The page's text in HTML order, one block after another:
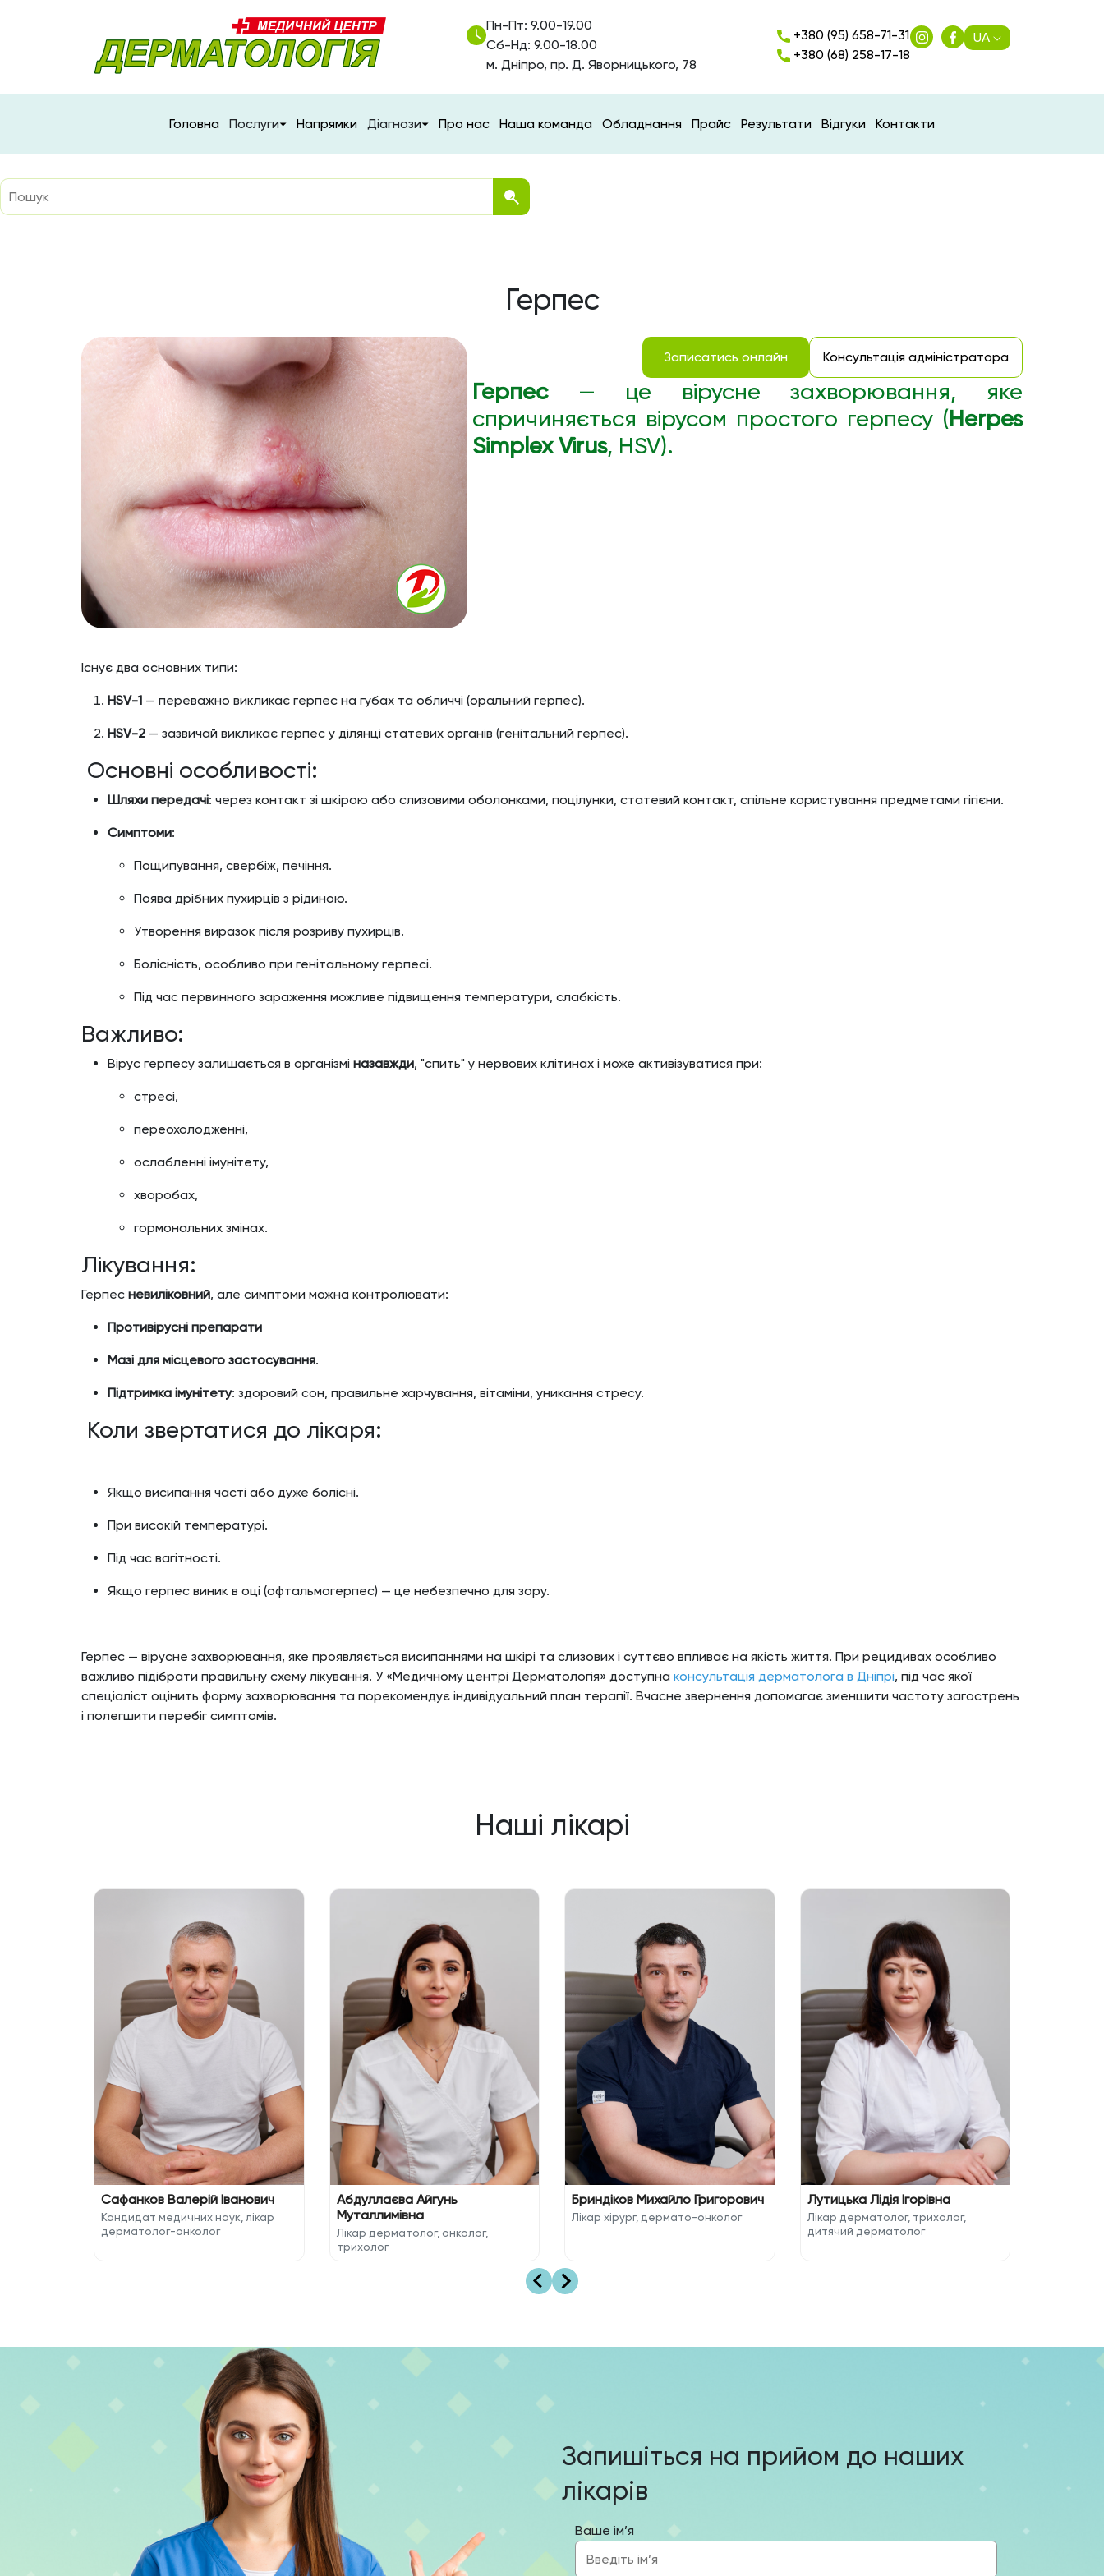
Пн-Пт: 9.00-19.00
Сб-Нд: 9.00-18.00
м. Дніпро, пр. Д. Яворницького, 78
+380 (95) 658-71-31
+380 (68) 258-17-18
UA
Головна Послуги Напрямки Діагнози Про нас Наша команда Обладнання Прайс Результати Відгуки Контакти
Герпес
Записатись онлайн Консультація адміністратора
Герпес— це вірусне захворювання, яке
спричиняється вірусом простого герпесу (Herpes
Simplex Virus, HSV).
Існує два основних типи:
HSV-1 — переважно викликає герпес на губах та обличчі (оральний герпес).
HSV-2 — зазвичай викликає герпес у ділянці статевих органів (генітальний герпес).
Основні особливості:
Шляхи передачі: через контакт зі шкірою або слизовими оболонками, поцілунки, статевий контакт, спільне користування предметами гігієни.
Симптоми:
Пощипування, свербіж, печіння.
Поява дрібних пухирців з рідиною.
Утворення виразок після розриву пухирців.
Болісність, особливо при генітальному герпесі.
Під час первинного зараження можливе підвищення температури, слабкість.
Важливо:
Вірус герпесу залишається в організмі назавжди, "спить" у нервових клітинах і може активізуватися при:
стресі,
переохолодженні,
ослабленні імунітету,
хворобах,
гормональних змінах.
Лікування:
Герпес невиліковний, але симптоми можна контролювати:
Противірусні препарати
Мазі для місцевого застосування.
Підтримка імунітету: здоровий сон, правильне харчування, вітаміни, уникання стресу.
Коли звертатися до лікаря:
Якщо висипання часті або дуже болісні.
При високій температурі.
Під час вагітності.
Якщо герпес виник в оці (офтальмогерпес) — це небезпечно для зору.
Герпес — вірусне захворювання, яке проявляється висипаннями на шкірі та слизових і суттєво впливає на якість життя. При рецидивах особливо
важливо підібрати правильну схему лікування. У «Медичному центрі Дерматологія» доступна консультація дерматолога в Дніпрі, під час якої
спеціаліст оцінить форму захворювання та порекомендує індивідуальний план терапії. Вчасне звернення допомагає зменшити частоту загострень
і полегшити перебіг симптомів.
Наші лікарі
Сафанков Валерій Іванович
Кандидат медичних наук, лікар
дерматолог-онколог
Абдуллаєва Айгунь
Муталлимівна
Лікар дерматолог, онколог,
трихолог
Бриндіков Михайло Григорович
Лікар хірург, дермато-онколог
Лутицька Лідія Ігорівна
Лікар дерматолог, трихолог,
дитячий дерматолог
Запишіться на прийом до наших
лікарів
Ваше ім’я